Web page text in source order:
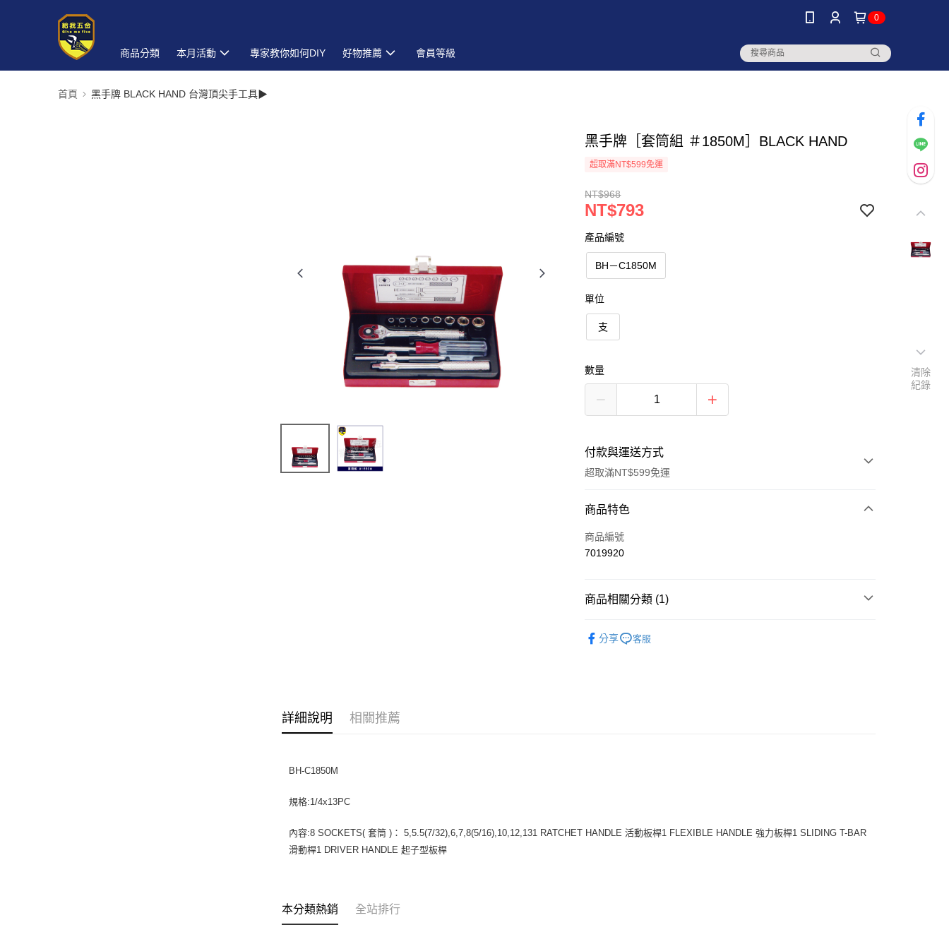
0
商品分類 本月活動 專家教你如何DIY 好物推薦 會員等級
首頁 黑手牌 BLACK HAND 台灣頂尖手工具▶
黑手牌［套筒組 ＃1850M］BLACK HAND
超取滿NT$599免運
NT$968
NT$793
產品編號
BH－C1850M
單位
支
數量
付款與運送方式
超取滿NT$599免運
付款方式
信用卡一次付款
運送方式
全家取貨付款
每筆NT$120，滿NT$1,599(含以上)免運費
商品特色
商品編號
7019920
商品相關分類 (1)
分享
客服
詳細說明 相關推薦
BH-C1850M
規格:1/4x13PC
內容:8 SOCKETS( 套筒 )： 5,5.5(7/32),6,7,8(5/16),10,12,131 RATCHET HANDLE 活動板桿1 FLEXIBLE HANDLE 強力板桿1 SLIDING T-BAR
滑動桿1 DRIVER HANDLE 起子型板桿
本分類熱銷 全站排行
清除
紀錄